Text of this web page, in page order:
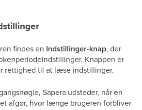
findes en Indstillinger-knap, der
Knappen er
rettighed til at læse indstillinger.
Sapera udsteder, når en
afgør, hvor længe brugeren forbliver